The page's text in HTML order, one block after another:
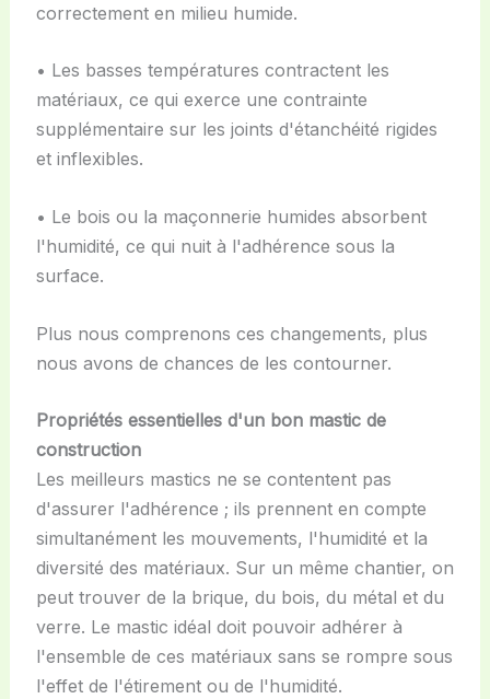
correctement en milieu humide.
• Les basses températures contractent les
matériaux, ce qui exerce une contrainte
supplémentaire sur les joints d'étanchéité rigides
et inflexibles.
• Le bois ou la maçonnerie humides absorbent
l'humidité, ce qui nuit à l'adhérence sous la
surface.
Plus nous comprenons ces changements, plus
nous avons de chances de les contourner.
Propriétés essentielles d'un bon mastic de
construction
Les meilleurs mastics ne se contentent pas
d'assurer l'adhérence ; ils prennent en compte
simultanément les mouvements, l'humidité et la
diversité des matériaux. Sur un même chantier, on
peut trouver de la brique, du bois, du métal et du
verre. Le mastic idéal doit pouvoir adhérer à
l'ensemble de ces matériaux sans se rompre sous
l'effet de l'étirement ou de l'humidité.